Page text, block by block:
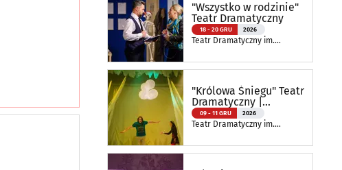
"Wszystko w rodzinie"
Teatr Dramatyczny
18 - 20 GRU 2026
Teatr Dramatyczny im.
"Królowa Śniegu" Teatr
Dramatyczny |
Spektakl Szkolny
09 - 11 GRU 2026
Teatr Dramatyczny im.